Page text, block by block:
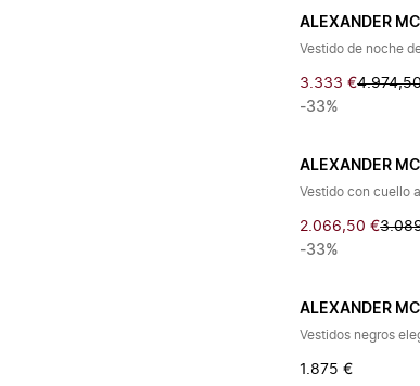
ALEXANDER
Vestido de noche
3.333 €
-33%
ALEXANDER
Vestido con cuello
2.066,50 €
-33%
ALEXANDER
Vestidos negros
1.875 €